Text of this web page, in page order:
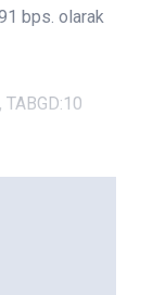
bps. olarak